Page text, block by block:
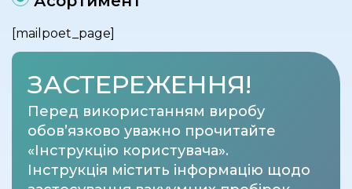
[mailpoet_page]
ЗАСТЕРЕЖЕННЯ!
Перед використанням виробу
обов’язково уважно прочитайте
«Інструкцію користувача».
Інструкція містить інформацію щодо